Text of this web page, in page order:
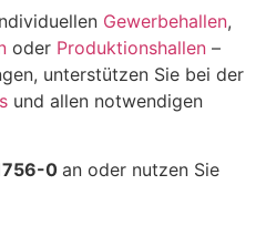
Gewerbehallen,
oder Produktionshallen –
unterstützen Sie bei der
und allen notwendigen
0 an oder nutzen Sie